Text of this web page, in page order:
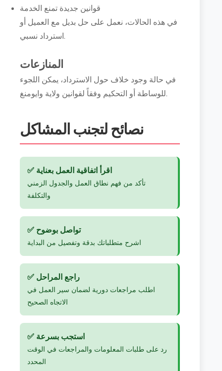
قوانين جديدة تمنع الخدمة
في هذه الحالات، نعمل على حل بديل مع العميل أو
استرداد نسبي.
المنازعات
في حالة وجود خلاف حول الاسترداد، يمكن اللجوء
للوساطة أو التحكيم وفقاً لقوانين ولاية وايومنغ.
نصائح لتجنب المشاكل
✅ اقرأ اتفاقية العمل بعناية
تأكد من فهم نطاق العمل والجدول الزمني
والتكلفة
✅ تواصل بوضوح
اشرح متطلباتك بدقة وتفصيل من البداية
✅ راجع المراحل
اطلب مراجعات دورية لضمان سير العمل في
الاتجاه الصحيح
✅ استجب بسرعة
رد على طلبات المعلومات والمراجعات في الوقت
المحدد